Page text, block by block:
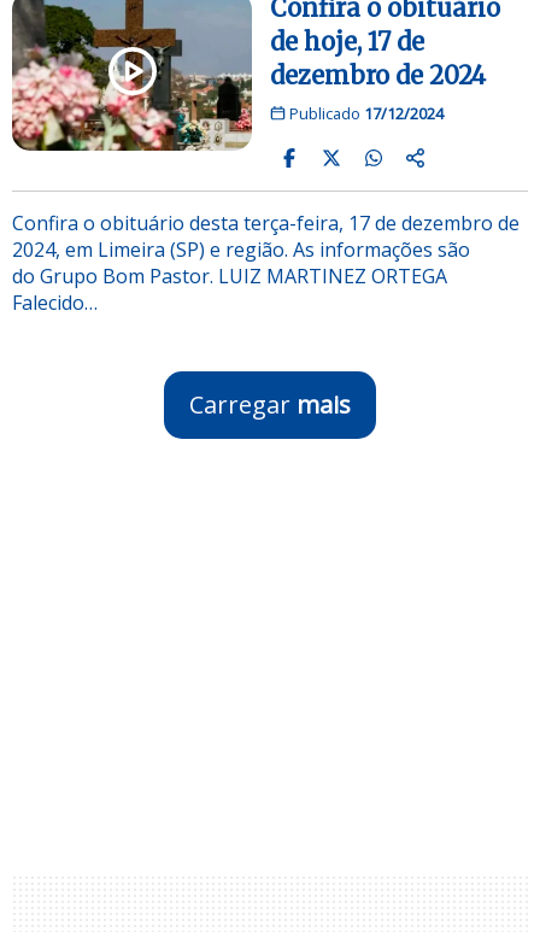
Confira o obituário
de hoje, 17 de
dezembro de 2024
Publicado 17/12/2024
Confira o obituário desta terça-feira, 17 de dezembro de
2024, em Limeira (SP) e região. As informações são
do Grupo Bom Pastor. LUIZ MARTINEZ ORTEGA
Falecido…
Carregar mais